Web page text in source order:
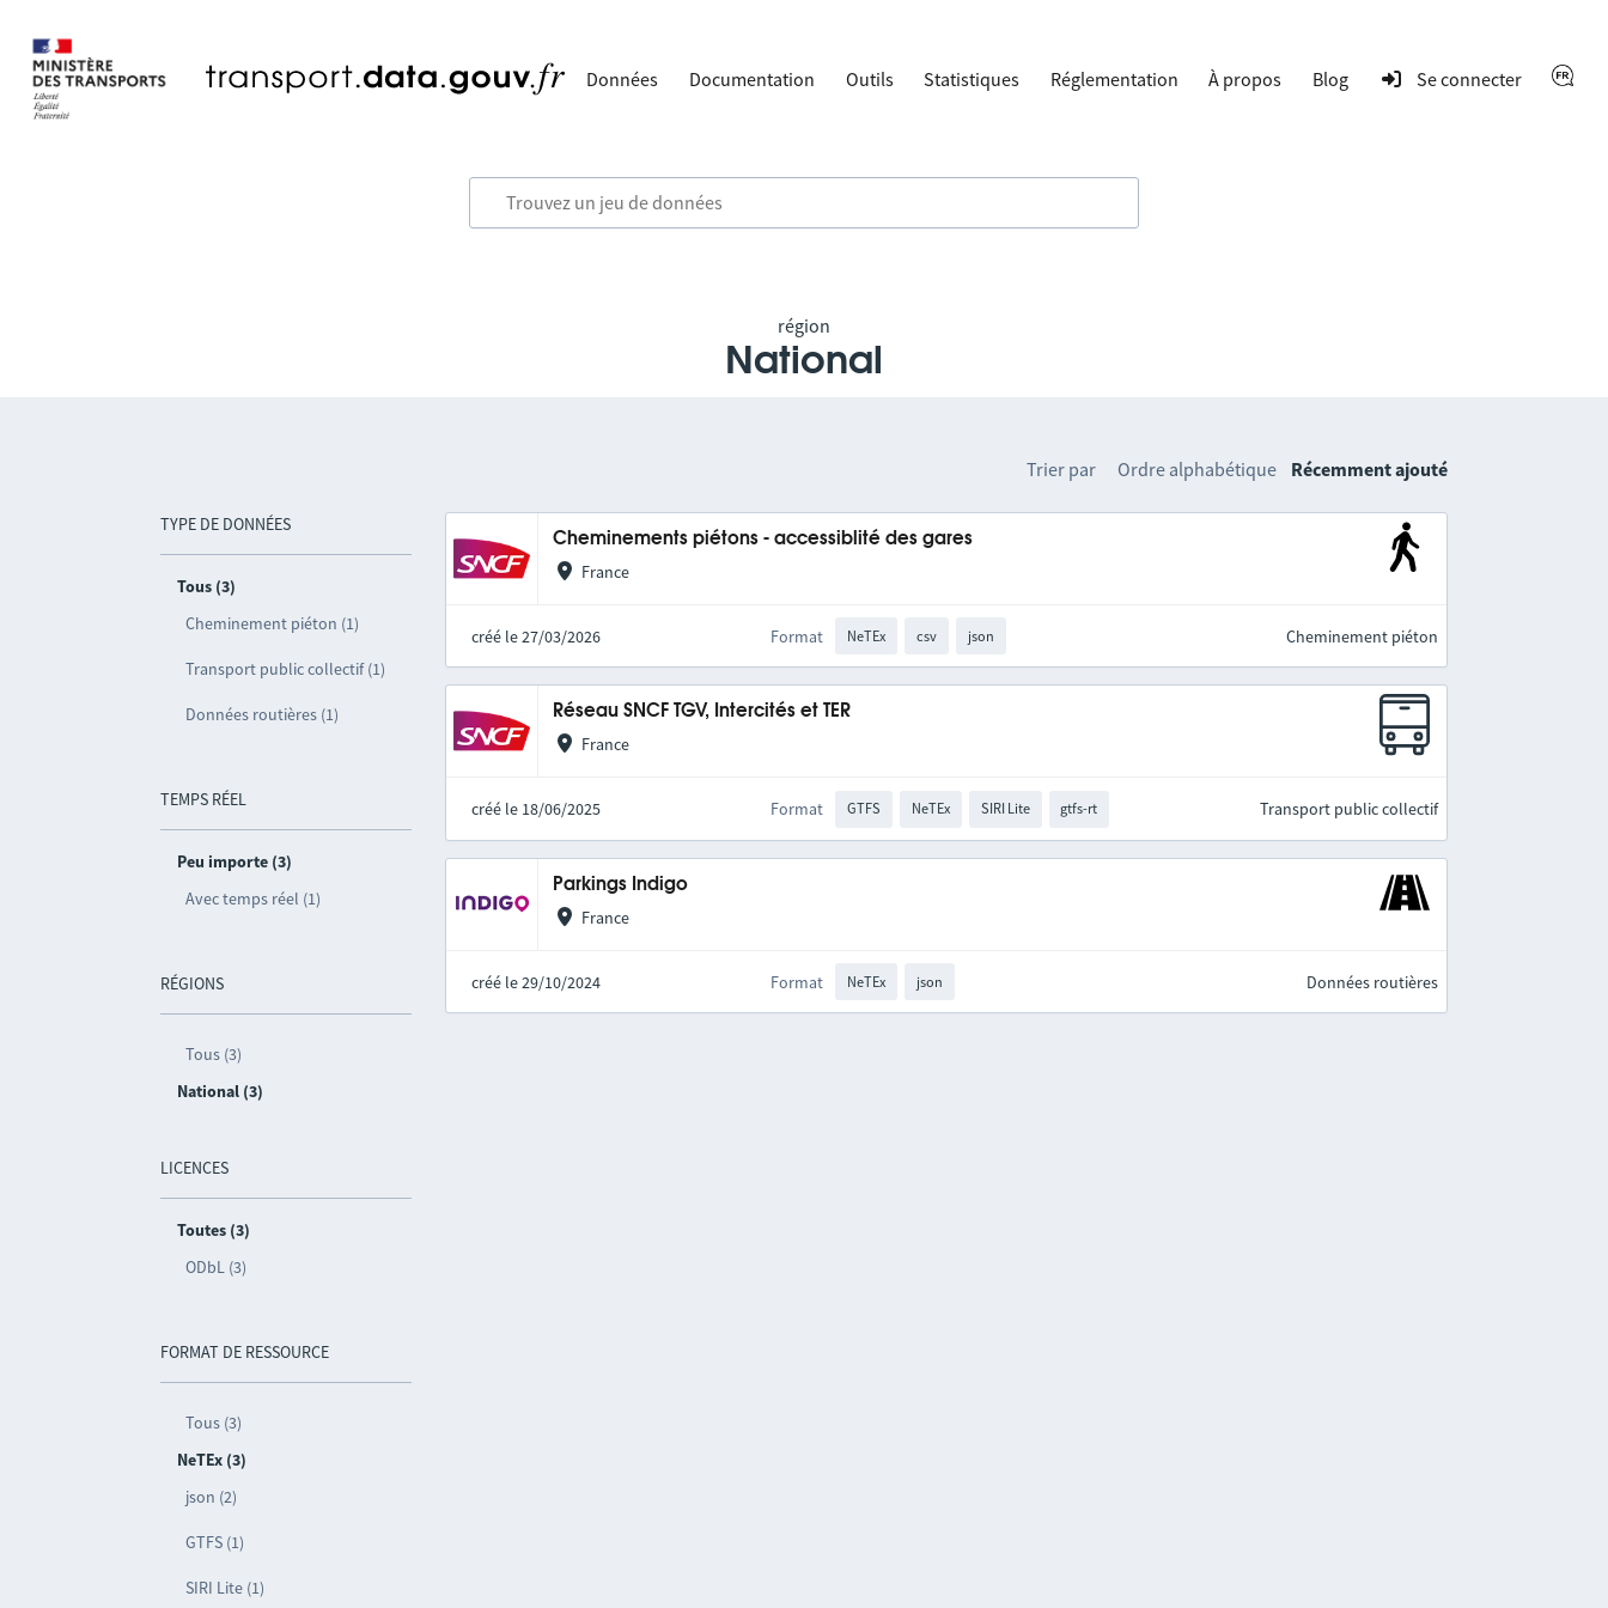
Données Documentation Outils Statistiques Réglementation À propos Blog Se connecter
région
National
TYPE DE DONNÉES
Tous (3)
Cheminement piéton (1)
Transport public collectif (1)
Données routières (1)
TEMPS RÉEL
Peu importe (3)
Avec temps réel (1)
RÉGIONS
Tous (3)
National (3)
LICENCES
Toutes (3)
ODbL (3)
FORMAT DE RESSOURCE
Tous (3)
NeTEx (3)
json (2)
GTFS (1)
SIRI Lite (1)
Trier par Ordre alphabétique Récemment ajouté
Cheminements piétons - accessiblité des gares
France
créé le 27/03/2026 Format NeTEx csv json Cheminement piéton
Réseau SNCF TGV, Intercités et TER
France
créé le 18/06/2025 Format GTFS NeTEx SIRI Lite gtfs-rt Transport public collectif
Parkings Indigo
France
créé le 29/10/2024 Format NeTEx json Données routières